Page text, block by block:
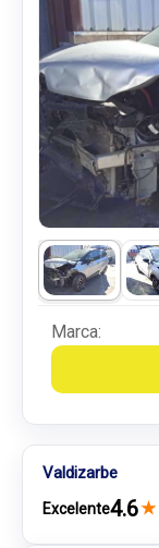
Marca:
Valdizarbe
Excelente4.6★